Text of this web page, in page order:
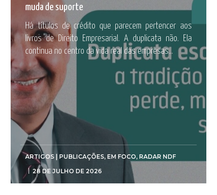
muda de suporte
Há títulos de crédito que parecem pertencer aos
livros de Direito Empresarial. A duplicata não. Ela
continua no centro da vida real das empresas...
ARTIGOS | PUBLICAÇÕES, EM FOCO, RADAR NDF
28 DE JULHO DE 2026